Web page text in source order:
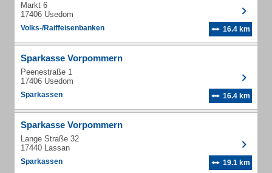
Markt 6
17406 Usedom
Volks-/Raiffeisenbanken 16.4 km
Sparkasse Vorpommern
Peenestraße 1
17406 Usedom
Sparkassen 16.4 km
Sparkasse Vorpommern
Lange Straße 32
17440 Lassan
Sparkassen 19.1 km